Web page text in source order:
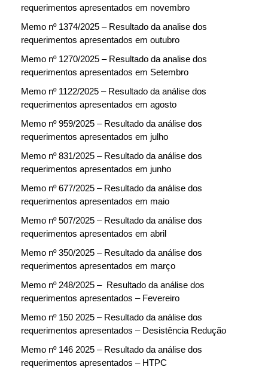
requerimentos apresentados em novembro
Memo nº 1374/2025 – Resultado da analise dos
requerimentos apresentados em outubro
Memo nº 1270/2025 – Resultado da analise dos
requerimentos apresentados em Setembro
Memo nº 1122/2025 – Resultado da análise dos
requerimentos apresentados em agosto
Memo nº 959/2025 – Resultado da análise dos
requerimentos apresentados em julho
Memo nº 831/2025 – Resultado da análise dos
requerimentos apresentados em junho
Memo nº 677/2025 – Resultado da análise dos
requerimentos apresentados em maio
Memo nº 507/2025 – Resultado da análise dos
requerimentos apresentados em abril
Memo nº 350/2025 – Resultado da análise dos
requerimentos apresentados em março
Memo nº 248/2025 – Resultado da análise dos
requerimentos apresentados – Fevereiro
Memo nº 150 2025 – Resultado da análise dos
requerimentos apresentados – Desistência Redução
Memo nº 146 2025 – Resultado da análise dos
requerimentos apresentados – HTPC